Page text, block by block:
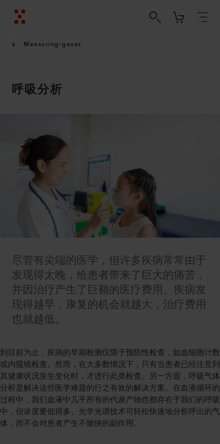
Measuring-gases
呼吸分析
尽管有尖端的医学，但许多疾病常常由于
发现得太晚，给患者带来了巨大的痛苦，
并因治疗产生了巨额的医疗费用。疾病发
现得越早，康复的机会就越大，治疗费用
也就越低。
到目前为止，疾病的早期检测仅限于预防性检查，如血细胞计数
或内窥镜检查。然而，在大多数情况下，只有当患者已经注意到
其健康状况发生变化时，才进行此类检查。另一方面，呼吸气体
分析是解决这些医学难题的行之有效的解决方案。在血液循环的
过程中，我们血液中几乎所有的代谢产物也都存在于我们的呼吸
中，但浓度要低得多。光学光谱技术可轻松快速地分析呼出的气
体，而不会对患者产生不愉快的副作用。